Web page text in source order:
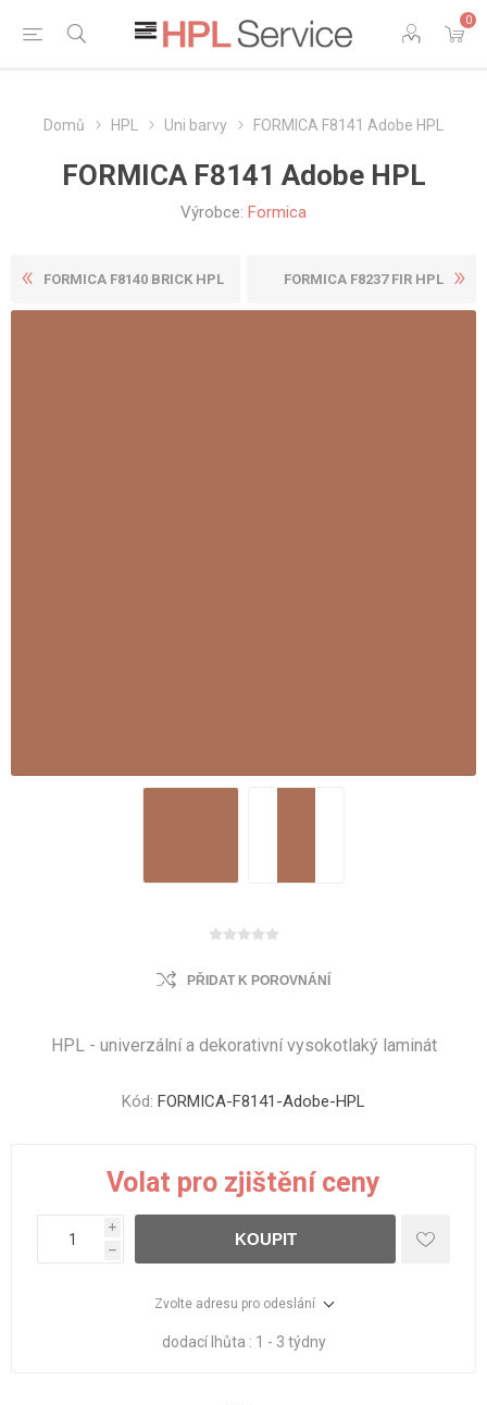
0
Domů HPL Uni barvy FORMICA F8141 Adobe HPL
FORMICA F8141 Adobe HPL
Výrobce: Formica
FORMICA F8140 BRICK HPL FORMICA F8237 FIR HPL
PŘIDAT K POROVNÁNÍ
HPL - univerzální a dekorativní vysokotlaký laminát
Kód: FORMICA-F8141-Adobe-HPL
Volat pro zjištění ceny
i
h
KOUPIT
Zvolte adresu pro odeslání
dodací lhůta : 1 - 3 týdny